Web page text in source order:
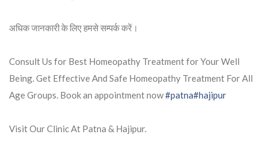
अधिक जानकारी के लिए हमसे सम्पर्क करें।
Consult Us for Best Homeopathy Treatment for Your Well
Being. Get Effective And Safe Homeopathy Treatment For All
Age Groups. Book an appointment now#patna#hajipur
Visit Our Clinic At Patna & Hajipur.